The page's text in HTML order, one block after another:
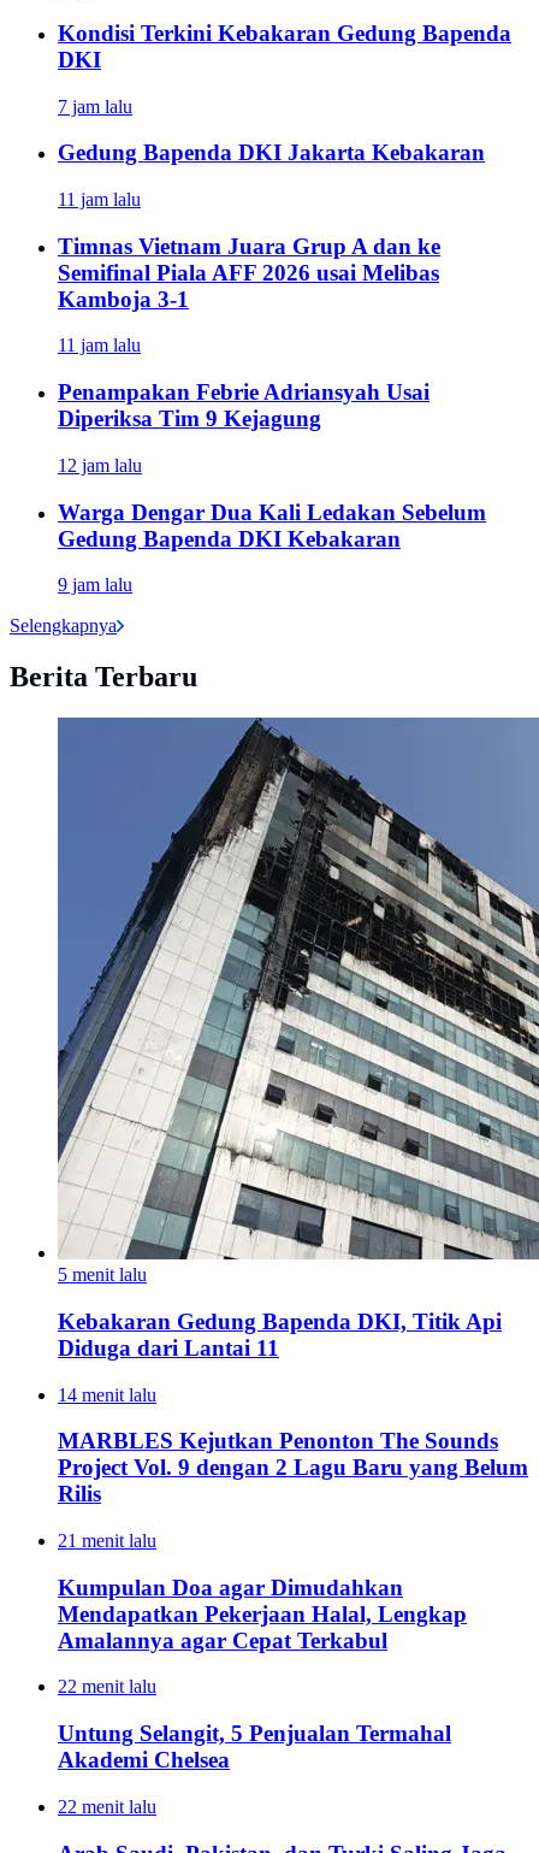
Kondisi Terkini Kebakaran Gedung Bapenda
DKI
7 jam lalu
Gedung Bapenda DKI Jakarta Kebakaran
11 jam lalu
Timnas Vietnam Juara Grup A dan ke
Semifinal Piala AFF 2026 usai Melibas
Kamboja 3-1
11 jam lalu
Penampakan Febrie Adriansyah Usai
Diperiksa Tim 9 Kejagung
12 jam lalu
Warga Dengar Dua Kali Ledakan Sebelum
Gedung Bapenda DKI Kebakaran
9 jam lalu
Selengkapnya
Berita Terbaru
5 menit lalu
Kebakaran Gedung Bapenda DKI, Titik Api
Diduga dari Lantai 11
14 menit lalu
MARBLES Kejutkan Penonton The Sounds
Project Vol. 9 dengan 2 Lagu Baru yang Belum
Rilis
21 menit lalu
Kumpulan Doa agar Dimudahkan
Mendapatkan Pekerjaan Halal, Lengkap
Amalannya agar Cepat Terkabul
22 menit lalu
Untung Selangit, 5 Penjualan Termahal
Akademi Chelsea
22 menit lalu